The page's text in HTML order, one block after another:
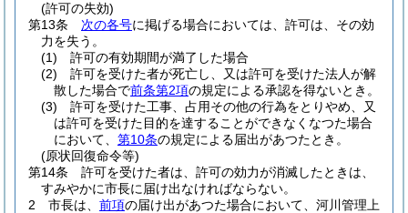
(許可の失効)
第13条
次の各号に掲げる場合においては、許可は、その効
力を失う。
(1)
許可の有効期間が満了した場合
(2)
許可を受けた者が死亡し、又は許可を受けた法人が解
散した場合で前条第2項の規定による承認を得ないとき。
(3)
許可を受けた工事、占用その他の行為をとりやめ、又
は許可を受けた目的を達することができなくなつた場合
において、 第10条の規定による届出があつたとき。
(原状回復命令等)
第14条
許可を受けた者は、許可の効力が消滅したときは、
すみやかに市長に届け出なければならない。
2
市長は、 前項の届け出があつた場合において、河川管理上